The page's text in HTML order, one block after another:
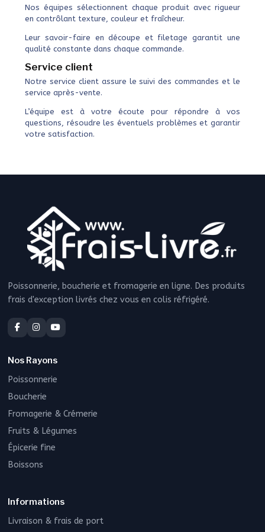
Nos équipes sélectionnent chaque produit avec rigueur
en contrôlant texture, couleur et fraîcheur.
Leur savoir-faire en découpe et filetage garantit une
qualité constante dans chaque commande.
Service client
Notre service client assure le suivi des commandes et le
service après-vente.
L’équipe est à votre écoute pour répondre à vos
questions, résoudre les éventuels problèmes et garantir
votre satisfaction.
Poissonnerie, boucherie et fromagerie en ligne. Des produits
frais d'exception livrés chez vous en colis réfrigéré.
Nos Rayons
Poissonnerie
Boucherie
Fromagerie & Crémerie
Fruits & Légumes
Épicerie fine
Boissons
Informations
Livraison & frais de port